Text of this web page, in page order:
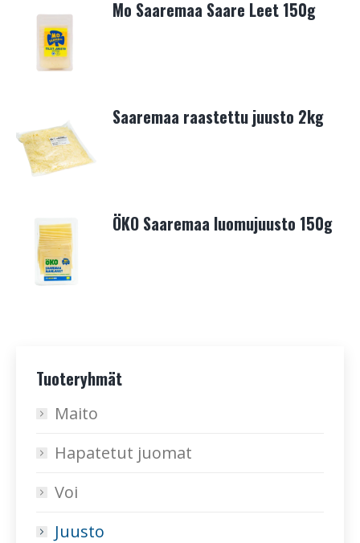
Mo Saaremaa Saare Leet 150g
Saaremaa raastettu juusto 2kg
ÖKO Saaremaa luomujuusto 150g
Tuoteryhmät
Maito
Hapatetut juomat
Voi
Juusto